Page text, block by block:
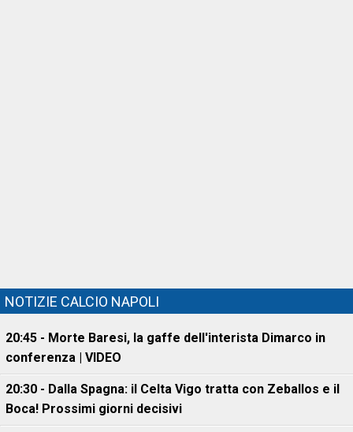
NOTIZIE CALCIO NAPOLI
20:45 - Morte Baresi, la gaffe dell'interista Dimarco in
conferenza | VIDEO
20:30 - Dalla Spagna: il Celta Vigo tratta con Zeballos e il
Boca! Prossimi giorni decisivi